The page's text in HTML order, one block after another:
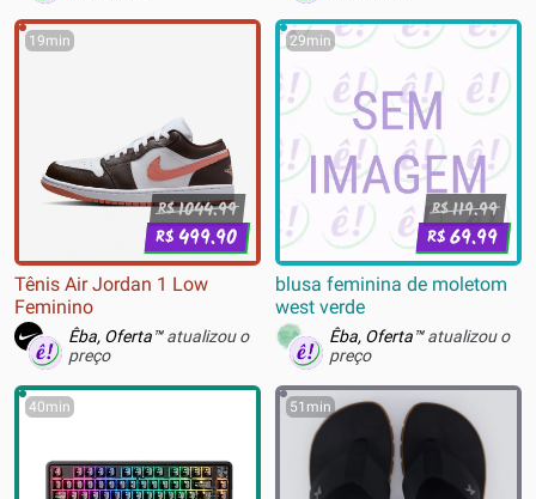
19min
R$1044.99
R$499.90
Tênis Air Jordan 1 Low
Feminino
Êba, Oferta™atualizou o
preço
29min
R$119.99
R$69.99
blusa feminina de moletom
west verde
Êba, Oferta™atualizou o
preço
40min 51min